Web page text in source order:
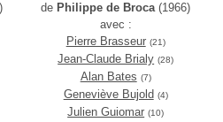
de Philippe de Broca(1966)
avec :
Pierre Brasseur (21)
Jean-Claude Brialy (28)
Alan Bates (7)
Geneviève Bujold (4)
Julien Guiomar (10)